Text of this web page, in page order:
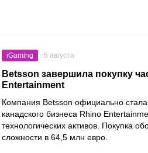
iGaming 5 августа
Betsson завершила покупку
Entertainment
Компания Betsson официально
канадского бизнеса Rhino
технологических активов. Покупка
сложности в 64,5 млн евро.